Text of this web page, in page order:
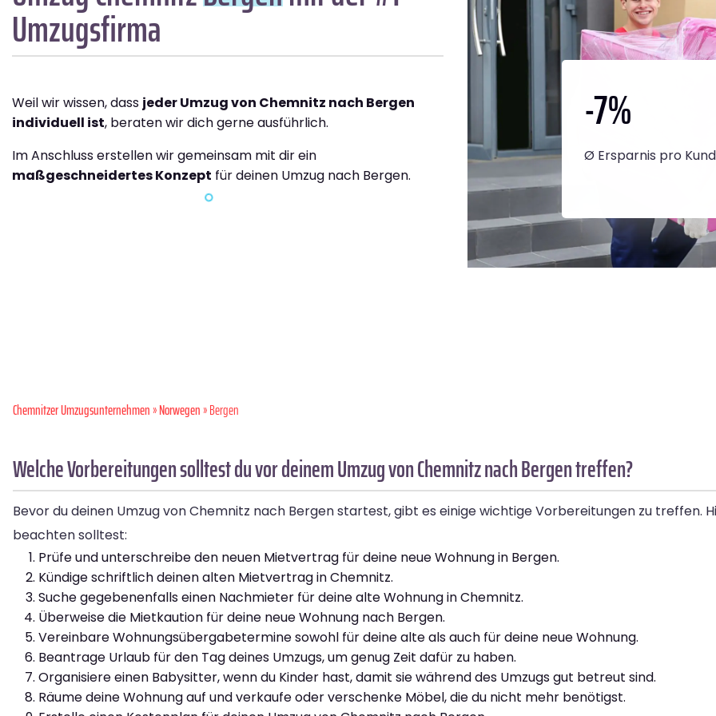
Umzugsfirma
Weil wir wissen, dass jeder Umzug von Chemnitz nach Bergen
individuell ist, beraten wir dich gerne ausführlich.
Im Anschluss erstellen wir gemeinsam mit dir ein
maßgeschneidertes Konzept für deinen Umzug nach Bergen.
-7%
Ø Ersparnis pro
Chemnitzer Umzugsunternehmen»Norwegen» Bergen
Welche Vorbereitungen solltest du vor deinem Umzug von Chemnitz nach Bergen treffen?
Bevor du deinen Umzug von Chemnitz nach Bergen startest, gibt es einige wichtige Vorbereitungen zu treffen.
beachten solltest:
Prüfe und unterschreibe den neuen Mietvertrag für deine neue Wohnung in Bergen.
Kündige schriftlich deinen alten Mietvertrag in Chemnitz.
Suche gegebenenfalls einen Nachmieter für deine alte Wohnung in Chemnitz.
Überweise die Mietkaution für deine neue Wohnung nach Bergen.
Vereinbare Wohnungsübergabetermine sowohl für deine alte als auch für deine neue Wohnung.
Beantrage Urlaub für den Tag deines Umzugs, um genug Zeit dafür zu haben.
Organisiere einen Babysitter, wenn du Kinder hast, damit sie während des Umzugs gut betreut sind.
Räume deine Wohnung auf und verkaufe oder verschenke Möbel, die du nicht mehr benötigst.